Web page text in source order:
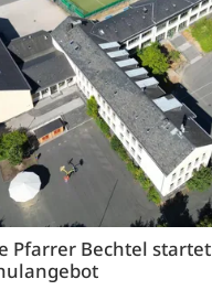
Pfarrer Bechtel startet